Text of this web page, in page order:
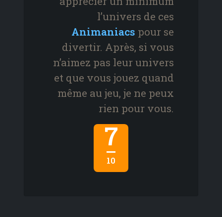
l’univers de ces
Animaniacs pour se
divertir. Après, si vous
n’aimez pas leur univers
et que vous jouez quand
même au jeu, je ne peux
rien pour vous.
7
10